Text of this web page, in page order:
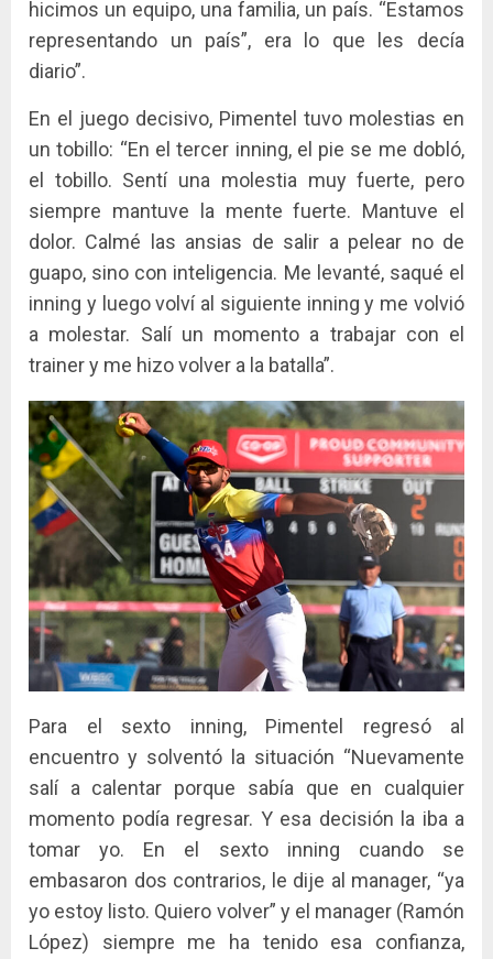
hicimos un equipo, una familia, un país. “Estamos
representando un país”, era lo que les decía
diario”.
En el juego decisivo, Pimentel tuvo molestias en
un tobillo: “En el tercer inning, el pie se me dobló,
el tobillo. Sentí una molestia muy fuerte, pero
siempre mantuve la mente fuerte. Mantuve el
dolor. Calmé las ansias de salir a pelear no de
guapo, sino con inteligencia. Me levanté, saqué el
inning y luego volví al siguiente inning y me volvió
a molestar. Salí un momento a trabajar con el
trainer y me hizo volver a la batalla”.
Para el sexto inning, Pimentel regresó al
encuentro y solventó la situación “Nuevamente
salí a calentar porque sabía que en cualquier
momento podía regresar. Y esa decisión la iba a
tomar yo. En el sexto inning cuando se
embasaron dos contrarios, le dije al manager, “ya
yo estoy listo. Quiero volver” y el manager (Ramón
López) siempre me ha tenido esa confianza,